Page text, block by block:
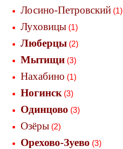
Лосино-Петровский(1)
Луховицы(1)
Люберцы(2)
Мытищи(3)
Нахабино (1)
Ногинск(3)
Одинцово (3)
Озёры(2)
Орехово-Зуево (3)